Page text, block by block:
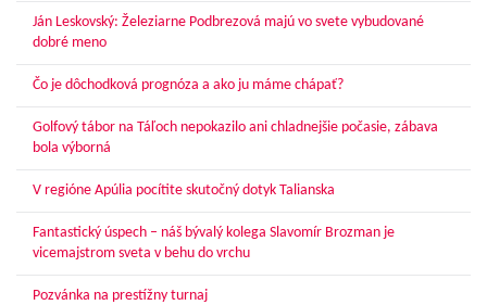
Ján Leskovský: Železiarne Podbrezová majú vo svete vybudované
dobré meno
Čo je dôchodková prognóza a ako ju máme chápať?
Golfový tábor na Táľoch nepokazilo ani chladnejšie počasie, zábava
bola výborná
V regióne Apúlia pocítite skutočný dotyk Talianska
Fantastický úspech – náš bývalý kolega Slavomír Brozman je
vicemajstrom sveta v behu do vrchu
Pozvánka na prestížny turnaj